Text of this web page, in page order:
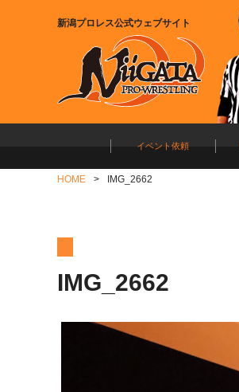
新潟プロレス公式ウェブサイト
イベント依頼
HOME IMG_2662
IMG_2662